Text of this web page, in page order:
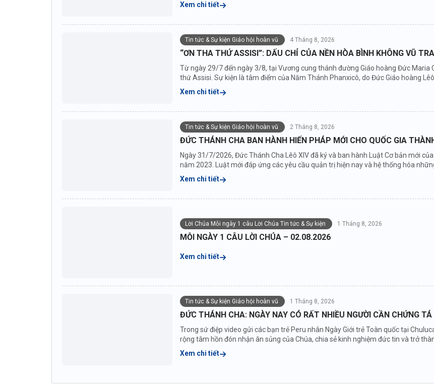
Xem chi tiết
Tin tức & Sự kiện Giáo hội hoàn vũ 4 Tháng 8, 2026
“ƠN THA THỨ ASSISI”: DẤU CHỈ CỦA NỀN HÒA BÌNH KHÔNG VŨ
Từ ngày 29/7 đến ngày 3/8, tại Vương cung thánh đường Giáo hoàng Đức Maria
thứ Assisi. Sự kiện là tâm điểm của Năm Thánh Phanxicô, do Đức Giáo hoàng
Xem chi tiết
Tin tức & Sự kiện Giáo hội hoàn vũ 2 Tháng 8, 2026
ĐỨC THÁNH CHA BAN HÀNH HIẾN PHÁP MỚI CHO QUỐC GIA
Ngày 31/7/2026, Đức Thánh Cha Lêô XIV đã ký và ban hành Luật Cơ bản mới
năm 2023. Luật mới đáp ứng các yêu cầu quản trị hiện nay và hệ thống hóa
Xem chi tiết
Lời Chúa Mỗi ngày 1 câu Lời Chúa Tin tức & Sự kiện 1 Tháng 8, 2026
MỖI NGÀY 1 CÂU LỜI CHÚA – 02.08.2026
Xem chi tiết
Tin tức & Sự kiện Giáo hội hoàn vũ 1 Tháng 8, 2026
ĐỨC THÁNH CHA: NGÀY NAY CÓ RẤT NHIỀU NGƯỜI CẦN CHỨNG
Trong sứ điệp video gửi các bạn trẻ Peru nhân Ngày Giới trẻ Toàn quốc tại
rộng tâm hồn đón nhận ân sủng của Chúa, chia sẻ kinh nghiệm đức tin và trở
Xem chi tiết